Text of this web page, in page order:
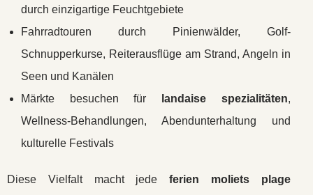
durch einzigartige Feuchtgebiete
Fahrradtouren durch Pinienwälder, Golf-
Schnupperkurse, Reiterausflüge am Strand, Angeln in
Seen und Kanälen
Märkte besuchen für
landaise spezialitäten,
Wellness-Behandlungen, Abendunterhaltung und
kulturelle Festivals
Diese Vielfalt macht jedeferien moliets plage